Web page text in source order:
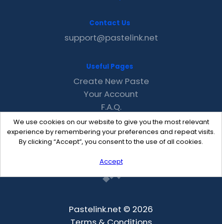
We use cookies on our website to give you the most relevant
experience by remembering your preferences and repeat visits.
By clicking “Accept”, you consent to the use of all cookies.
Accept
Contact Us
support@pastelink.net
Useful Pages
Create New Paste
Your Account
F.A.Q.
Recent
Contact
Pastelink.net © 2026